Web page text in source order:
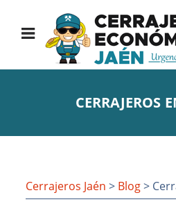
CERRAJEROS
Cerrajeros Jaén > Blog>